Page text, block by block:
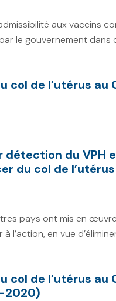
aux vaccins
le gouvernement
col de l’utérus au
détection du VPH
du col de l’utérus
pays ont mis en
l’action, en vue
col de l’utérus au
2020)